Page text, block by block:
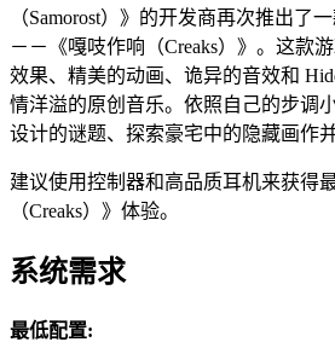
（Samorost）》的开发商再次推出了
－－《嘎吱作响（Creaks）》。这款
效果、精美的动画、诡异的音效和
情洋溢的原创音乐。依照自己的步调
设计的谜题、探索豪宅中的隐藏画作
建议使用控制器和高品质耳机来获得
（Creaks）》体验。
系统需求
最低配置: